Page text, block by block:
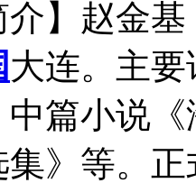
介】赵金
大连。主
篇小说
集》等。